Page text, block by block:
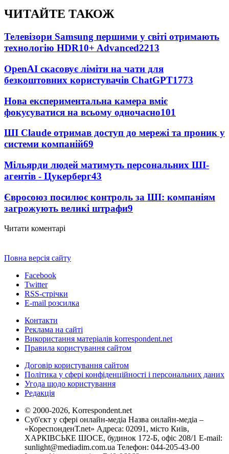
ЧИТАЙТЕ ТАКОЖ
Телевізори Samsung першими у світі отримають
технологію HDR10+ Advanced2213
OpenAI скасовує ліміти на чати для
безкоштовних користувачів ChatGPT1773
Нова експериментальна камера вміє
фокусуватися на всьому одночасно101
ШІ Claude отримав доступ до мережі та проник у
системи компаній69
Мільярди людей матимуть персональних ШІ-
агентів - Цукерберг43
Євросоюз посилює контроль за ШІ: компаніям
загрожують великі штрафи9
Читати коментарі
Повна версія сайту
Facebook
Twitter
RSS-стрічки
E-mail розсилка
Контакти
Реклама на сайті
Використання матеріалів korrespondent.net
Правила користування сайтом
Договір користування сайтом
Політика у сфері конфіденційності і персональних даних
Угода щодо користування
Редакція
© 2000-2026, Korrespondent.net
Суб'єкт у сфері онлайн-медіа Назва онлайн-медіа –
«КореспонденТ.net» Адреса: 02091, місто Київ,
ХАРКІВСЬКЕ ШОСЕ, будинок 172-Б, офіс 208/1 E-mail:
sunlight@mediadim.com.ua Телефон: 044-205-43-00